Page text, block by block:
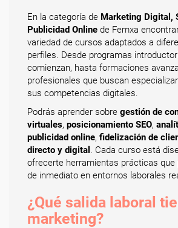
En la categoría de Marketing Digital,
Publicidad Online de Femxa
variedad de cursos adaptados a
perfiles. Desde programas
comienzan, hasta formaciones
profesionales que buscan
sus competencias digitales.
Podrás aprender sobre gestión de
virtuales, posicionamiento SEO,
publicidad online, fidelización de
directo y digital . Cada curso está
ofrecerte herramientas prácticas que
de inmediato en entornos laborales
¿Qué salida laboral
marketing?